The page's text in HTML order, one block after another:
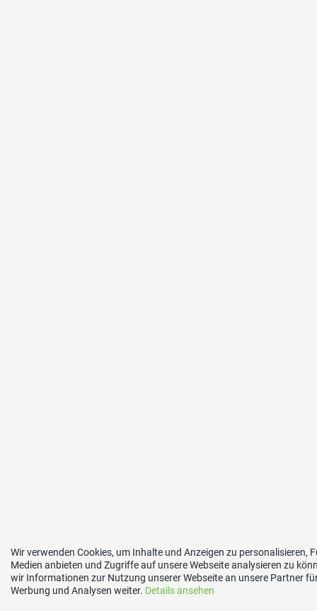
Wir verwenden Cookies, um Inhalte und Anzeigen zu personalisieren,
Medien anbieten und Zugriffe auf unsere Webseite analysieren zu
wir Informationen zur Nutzung unserer Webseite an unsere Partner
Werbung und Analysen weiter. Details ansehen